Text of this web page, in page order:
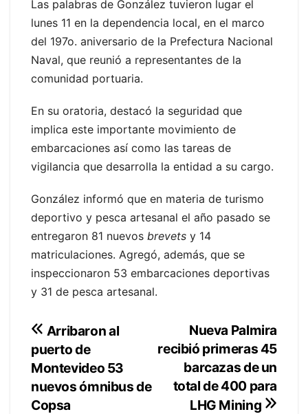
Las palabras de González tuvieron lugar el
lunes 11 en la dependencia local, en el marco
del 197o. aniversario de la Prefectura Nacional
Naval, que reunió a representantes de la
comunidad portuaria.
En su oratoria, destacó la seguridad que
implica este importante movimiento de
embarcaciones así como las tareas de
vigilancia que desarrolla la entidad a su cargo.
González informó que en materia de turismo
deportivo y pesca artesanal el año pasado se
entregaron 81 nuevos brevets y 14
matriculaciones. Agregó, además, que se
inspeccionaron 53 embarcaciones deportivas
y 31 de pesca artesanal.
Navegación
de
entradas
Nueva Palmira
recibió primeras 45
barcazas de un
total de 400 para
LHG Mining
Arribaron al
puerto de
Montevideo 53
nuevos ómnibus de
Copsa